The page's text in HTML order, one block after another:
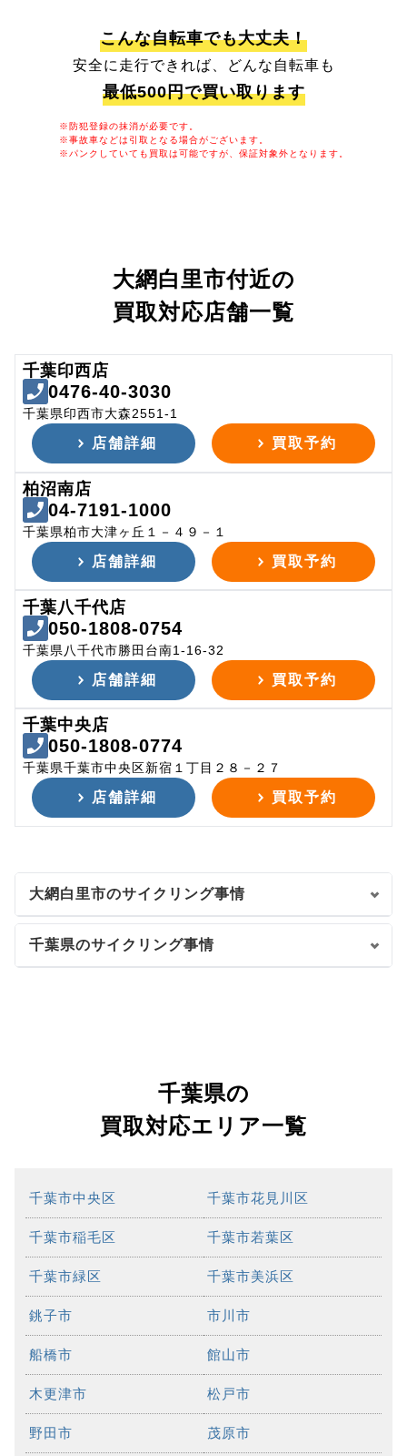
こんな自転車でも大丈夫！
安全に走行できれば、どんな自転車も
最低500円で買い取ります
※防犯登録の抹消が必要です。
※事故車などは引取となる場合がございます。
※パンクしていても買取は可能ですが、保証対象外となります。
大網白里市付近の
買取対応店舗一覧
千葉印西店
0476-40-3030
千葉県印西市大森2551-1
店舗詳細 買取予約
柏沼南店
04-7191-1000
千葉県柏市大津ヶ丘１－４９－１
店舗詳細 買取予約
千葉八千代店
050-1808-0754
千葉県八千代市勝田台南1-16-32
店舗詳細 買取予約
千葉中央店
050-1808-0774
千葉県千葉市中央区新宿１丁目２８－２７
店舗詳細 買取予約
大網白里市のサイクリング事情
千葉県のサイクリング事情
千葉県の
買取対応エリア一覧
千葉市中央区 千葉市花見川区
千葉市稲毛区 千葉市若葉区
千葉市緑区 千葉市美浜区
銚子市 市川市
船橋市 館山市
木更津市 松戸市
野田市 茂原市